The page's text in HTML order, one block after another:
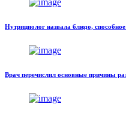
Нутрициолог назвала блюдо,
Врач перечислил основные причины